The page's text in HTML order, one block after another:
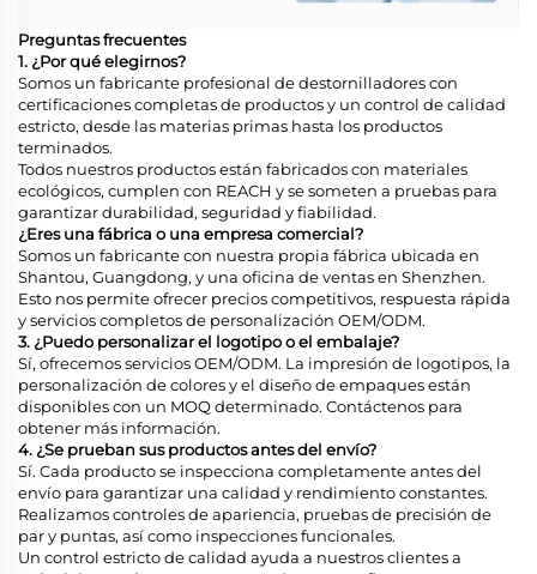
Preguntas frecuentes
1. ¿Por qué elegirnos?
Somos un fabricante profesional de destornilladores con
certificaciones completas de productos y un control de calidad
estricto, desde las materias primas hasta los productos
terminados.
Todos nuestros productos están fabricados con materiales
ecológicos, cumplen con REACH y se someten a pruebas para
garantizar durabilidad, seguridad y fiabilidad.
¿Eres una fábrica o una empresa comercial?
Somos un fabricante con nuestra propia fábrica ubicada en
Shantou, Guangdong, y una oficina de ventas en Shenzhen.
Esto nos permite ofrecer precios competitivos, respuesta rápida
y servicios completos de personalización OEM/ODM.
3. ¿Puedo personalizar el logotipo o el embalaje?
Sí, ofrecemos servicios OEM/ODM. La impresión de logotipos, la
personalización de colores y el diseño de empaques están
disponibles con un MOQ determinado. Contáctenos para
obtener más información.
4. ¿Se prueban sus productos antes del envío?
Sí. Cada producto se inspecciona completamente antes del
envío para garantizar una calidad y rendimiento constantes.
Realizamos controles de apariencia, pruebas de precisión de
par y puntas, así como inspecciones funcionales.
Un control estricto de calidad ayuda a nuestros clientes a